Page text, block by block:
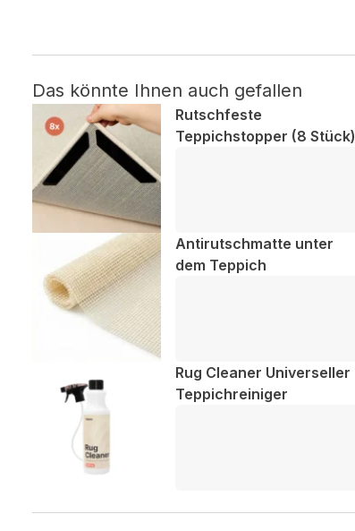
Das könnte Ihnen auch gefallen
Rutschfeste
Teppichstopper (8 Stück)
Antirutschmatte unter
dem Teppich
Rug Cleaner Universeller
Teppichreiniger